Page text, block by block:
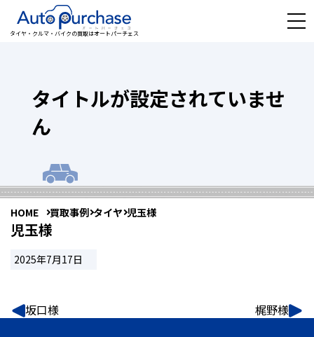
タイヤ・クルマ・バイクの買取はオートパーチェス
タイトルが設定されていませ
ん
HOME 買取事例 タイヤ 児玉様
児玉様
2025年7月17日
坂口様 梶野様